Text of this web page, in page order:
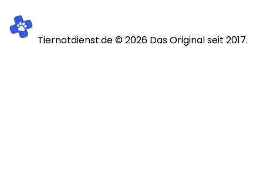
Tiernotdienst.de ©2026 Das Original seit 2017.